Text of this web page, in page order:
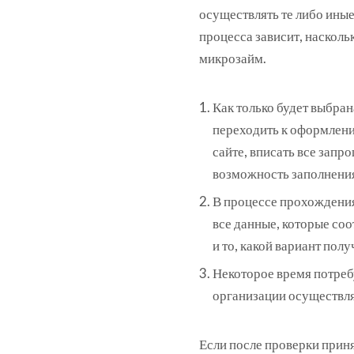
осуществлять те либо
процесса зависит,
микрозайм.
Как только будет
переходить к
сайте, вписать все
возможность
В процессе
все данные, которые
и то, какой вариант
Некоторое время
организации
Если после проверки